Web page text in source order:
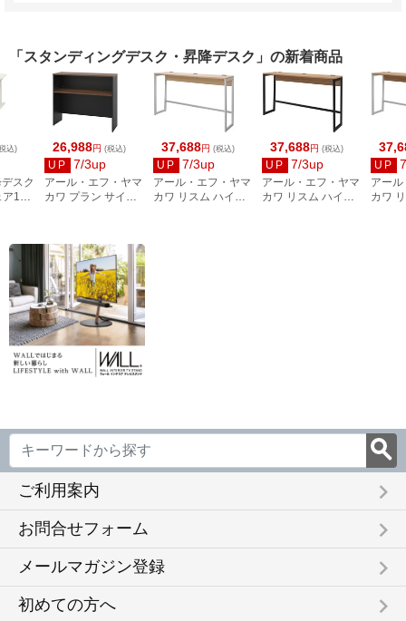
「スタンディングデスク・昇降デスク」の新着商品
26,988円 (税込)
UP 7/3up
アール・エフ・ヤマ
カワ プラン サイド
RFPSH-1240DM-
BL
37,688円 (税込)
UP 7/3up
アール・エフ・ヤマ
カワ リスム ハイデ
37,688円 (税込)
UP 7/3up
アール・エフ・ヤマ
カワ リスム ハイデ
UP
アー
カワ
込)
スク
1脚
ご利用案内 keyboard_arrow_right
お問合せフォーム keyboard_arrow_right
メールマガジン登録 keyboard_arrow_right
初めての方へ keyboard_arrow_right